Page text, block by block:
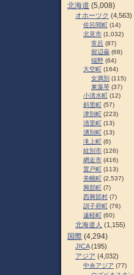
北海道 (5,008)
オホーツク (4,563)
佐呂間町 (14)
北見市 (1,032)
常呂 (87)
留辺蘂 (68)
端野 (64)
大空町 (164)
女満別 (115)
東藻琴 (37)
小清水町 (12)
斜里町 (57)
津別町 (223)
清里町 (13)
湧別町 (13)
滝上町 (6)
紋別市 (126)
網走市 (416)
置戸町 (113)
美幌町 (2,537)
興部町 (7)
西興部村 (7)
訓子府町 (76)
遠軽町 (60)
北海道人 (1,155)
国際 (4,294)
JICA(195)
アジア (4,032)
中央アジア (77)